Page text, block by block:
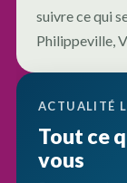
suivre ce qui
Philippeville,
ACTUALITÉ
Tout ce
vous